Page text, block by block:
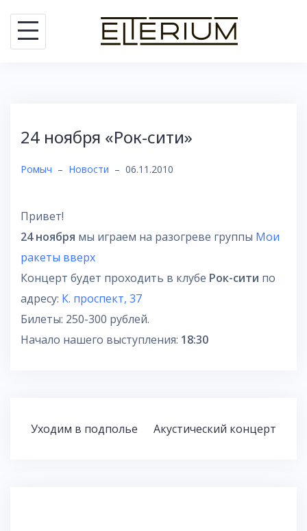
content
24 ноября «Рок-сити»
Ромыч – Новости – 06.11.2010
Привет!
24 ноября мы играем на разогреве группы Мои
ракеты вверх
Концерт будет проходить в клубе Рок-сити по
адресу: К. проспект, 37
Билеты: 250-300 рублей.
Начало нашего выступления: 18:30
Навигация
Уходим в подполье Акустический концерт